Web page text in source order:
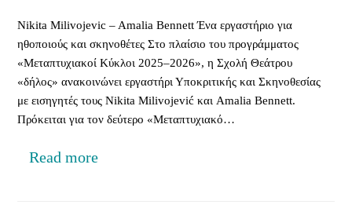
Nikita Milivojevic – Amalia Bennett Ένα εργαστήριο για
ηθοποιούς και σκηνοθέτες Στο πλαίσιο του προγράμματος
«Μεταπτυχιακοί Κύκλοι 2025–2026», η Σχολή Θεάτρου
«δήλος» ανακοινώνει εργαστήρι Υποκριτικής και Σκηνοθεσίας
με εισηγητές τους Nikita Milivojević και Amalia Bennett.
Πρόκειται για τον δεύτερο «Μεταπτυχιακό…
Read more